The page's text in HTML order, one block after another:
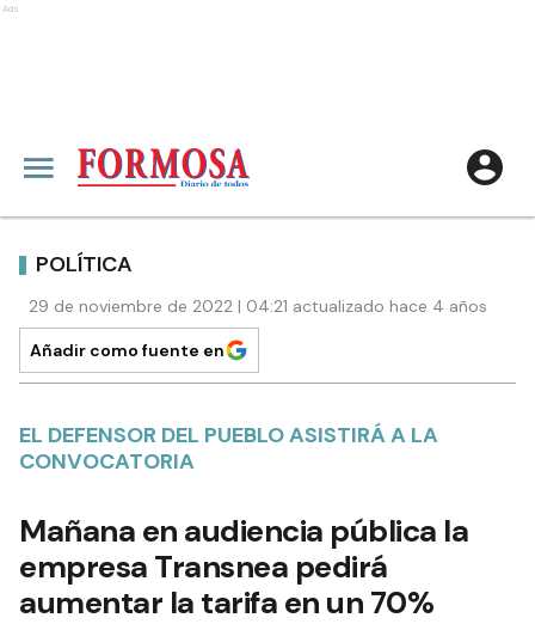
Ads
POLÍTICA
29 de noviembre de 2022 | 04:21 actualizado hace 4 años
Añadir como fuente en
EL DEFENSOR DEL PUEBLO ASISTIRÁ A LA
CONVOCATORIA
Mañana en audiencia pública la
empresa Transnea pedirá
aumentar la tarifa en un 70%